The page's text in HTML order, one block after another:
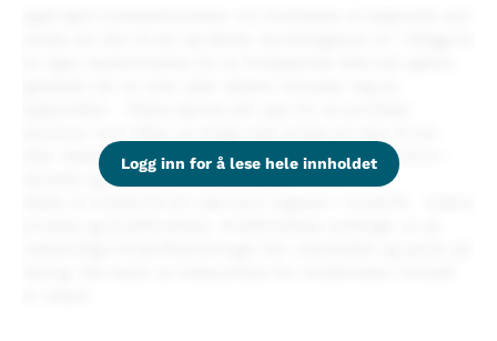
eller deleie kan erverve inntil 50 % av boligseksjonene i
sameiet og andelene i borettslaget.
Logg inn for å lese hele innholdet